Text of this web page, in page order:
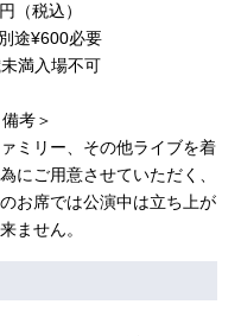
（税込）
途¥600必要
満入場不可
考＞
ミリー、その他ライブを着
にご用意させていただく、
お席では公演中は立ち上が
ません。